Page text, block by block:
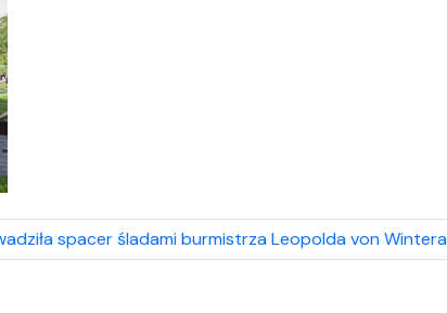
spacer śladami burmistrza Leopolda von Wintera